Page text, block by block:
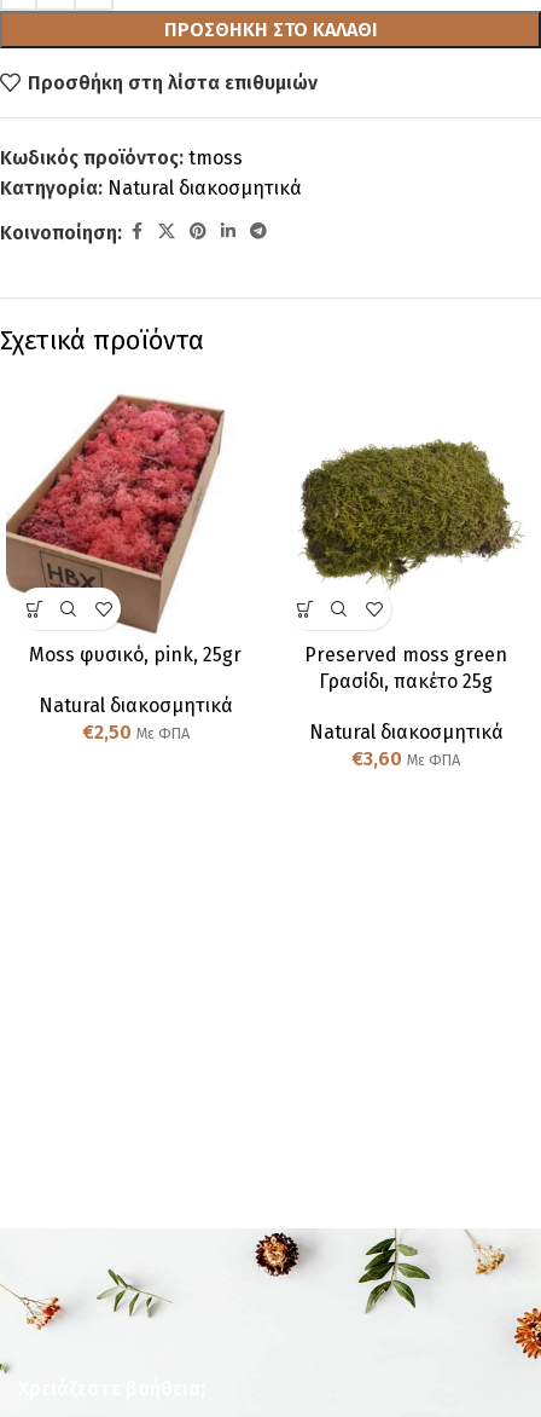
ΠΡΟΣΘΉΚΗ ΣΤΟ ΚΑΛΆΘΙ
Προσθήκη στη λίστα επιθυμιών
Κωδικός προϊόντος: tmoss
Κατηγορία: Natural διακοσμητικά
Κοινοποίηση:
Σχετικά προϊόντα
Moss φυσικό, pink, 25gr
Natural διακοσμητικά
€2,50 Με ΦΠΑ
Preserved moss green
Γρασίδι, πακέτο 25g
Natural διακοσμητικά
€3,60 Με ΦΠΑ